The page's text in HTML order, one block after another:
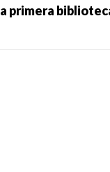
a primera